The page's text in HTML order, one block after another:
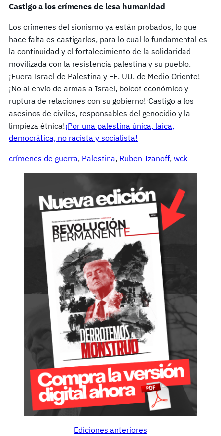
Castigo a los crímenes de lesa humanidad
Los crímenes del sionismo ya están probados, lo que
hace falta es castigarlos, para lo cual lo fundamental es
la continuidad y el fortalecimiento de la solidaridad
movilizada con la resistencia palestina y su pueblo.
¡Fuera Israel de Palestina y EE. UU. de Medio Oriente!
¡No al envío de armas a Israel, boicot económico y
ruptura de relaciones con su gobierno!¡Castigo a los
asesinos de civiles, responsables del genocidio y la
limpieza étnica!¡Por una palestina única, laica,
democrática, no racista y socialista!
crímenes de guerra, Palestina, Ruben Tzanoff, wck
Ediciones anteriores